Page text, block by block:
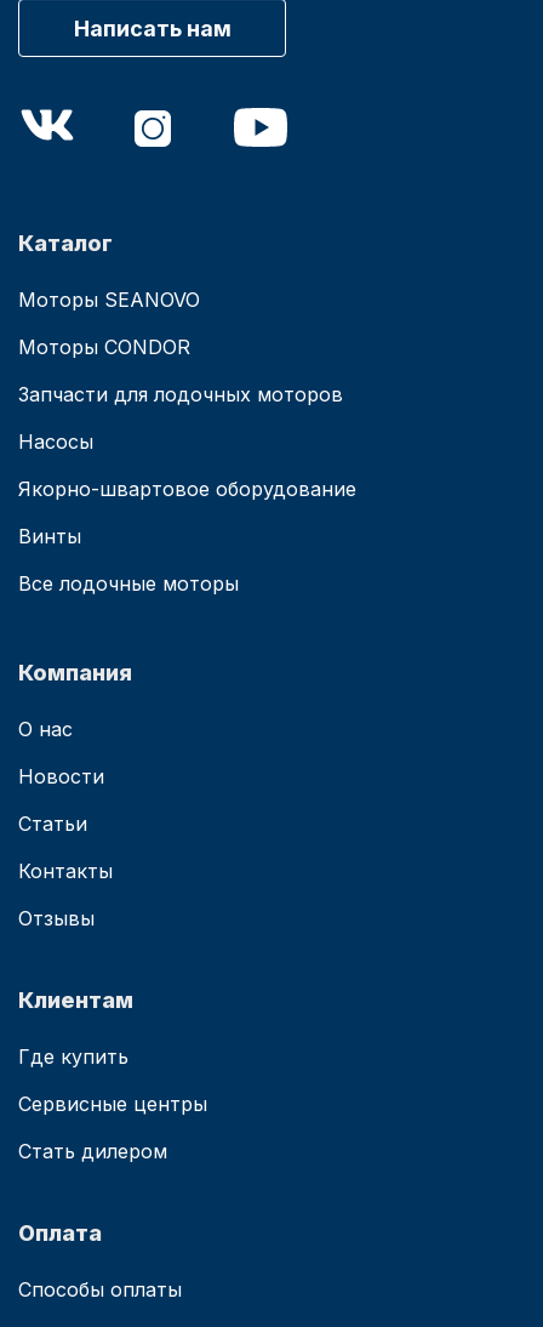
Подобрать запчасти для
лодочных моторов
Написать нам
Каталог
Моторы SEANOVO
Моторы CONDOR
Запчасти для лодочных моторов
Насосы
Якорно-швартовое оборудование
Винты
Все лодочные моторы
Компания
О нас
Новости
Статьи
Контакты
Отзывы
Клиентам
Где купить
Сервисные центры
Стать дилером
Оплата
Способы оплаты